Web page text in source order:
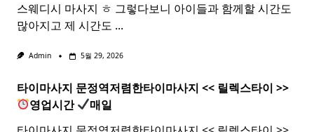
스웨디시 마사지 ㅎ 그렇다보니 아이들과 함께할 시간도
많아지고 제 시간도 ...
Admin 5월 29, 2026
타이마사지 문정역저렴한타이마사지 << 릴렉스타이 >>
영업시간
매일